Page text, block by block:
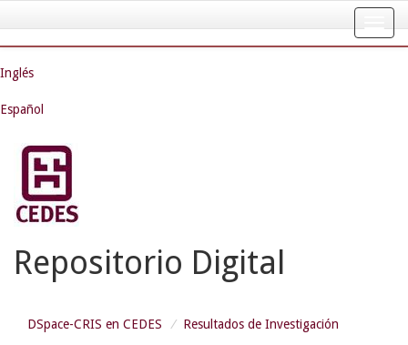
navigation
Inglés
Español
Repositorio Digital
DSpace-CRIS en CEDES Resultados de Investigación